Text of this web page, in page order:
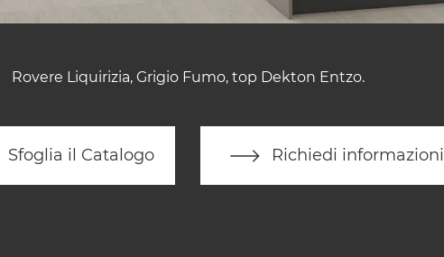
Rovere Liquirizia, Grigio Fumo, top Dekton Entzo.
Sfoglia il Catalogo Richiedi informazioni